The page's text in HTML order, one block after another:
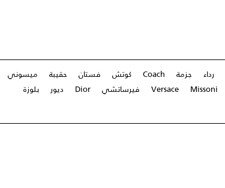
رداء جزمة Coach كوتش فستان حقيبة
ميسوني
Missoni
Versace فيرساتشي Dior ديور
بلوزة